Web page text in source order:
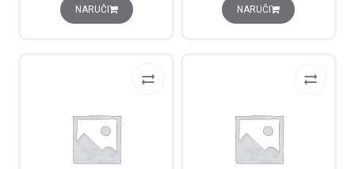
NARUČI NARUČI